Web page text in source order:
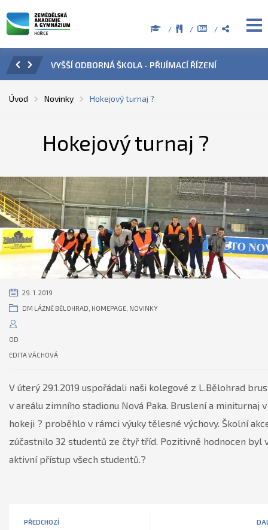
ŘÍZENÍ ÚŘEDNÍ HODINY V OBDOBÍ LETNÍCH PRÁZDNIN
Úvod Novinky Hokejový turnaj ?
Hokejový turnaj ?
29. 1. 2019
DM LÁZNĚ BĚLOHRAD HOMEPAGE NOVINKY
OD
EDITA VÁCHOVÁ
V úterý 29.1.2019 uspořádali naši kolegové z L.Bělohrad
v areálu zimního stadionu Nová Paka. Bruslení a miniturnaj v
hokeji ? proběhlo v rámci výuky tělesné výchovy. Školní
zúčastnilo 32 studentů ze čtyř tříd. Pozitivně hodnocen byl
aktivní přístup všech studentů.?
PŘEDCHOZÍ